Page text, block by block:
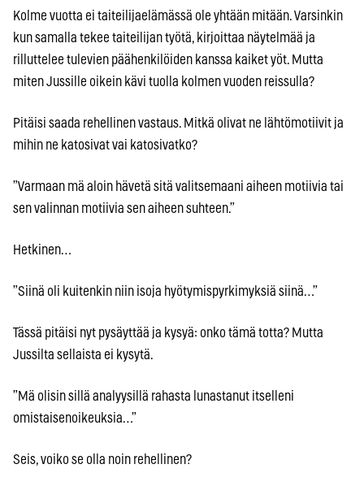
Kolme vuotta ei taiteilijaelämässä ole yhtään mitään. Varsinkin
kun samalla tekee taiteilijan työtä, kirjoittaa näytelmää ja
rilluttelee tulevien päähenkilöiden kanssa kaiket yöt. Mutta
miten Jussille oikein kävi tuolla kolmen vuoden reissulla?
Pitäisi saada rehellinen vastaus. Mitkä olivat ne lähtömotiivit ja
mihin ne katosivat vai katosivatko?
”Varmaan mä aloin hävetä sitä valitsemaani aiheen motiivia tai
sen valinnan motiivia sen aiheen suhteen.”
Hetkinen…
”Siinä oli kuitenkin niin isoja hyötymispyrkimyksiä siinä…”
Tässä pitäisi nyt pysäyttää ja kysyä: onko tämä totta? Mutta
Jussilta sellaista ei kysytä.
”Mä olisin sillä analyysillä rahasta lunastanut itselleni
omistaisenoikeuksia…”
Seis, voiko se olla noin rehellinen?